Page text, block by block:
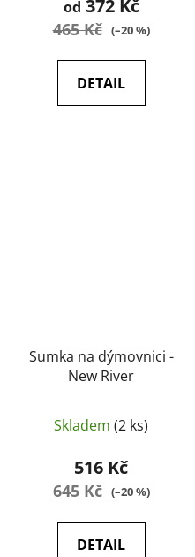
od 372 Kč
465 Kč (–20 %)
DETAIL
Sumka na dýmovnici -
New River
Skladem (2 ks)
516 Kč
645 Kč (–20 %)
DETAIL